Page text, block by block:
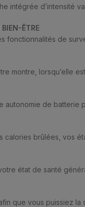
intégrée d’intensité
ÊTRE
fonctionnalités de
montre, lorsqu’elle
autonomie de
calories brûlées, vos
état de santé
que vous puissiez